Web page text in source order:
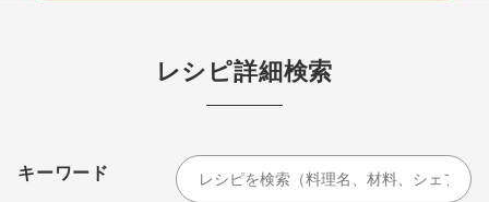
レシピ詳細検索
キーワード